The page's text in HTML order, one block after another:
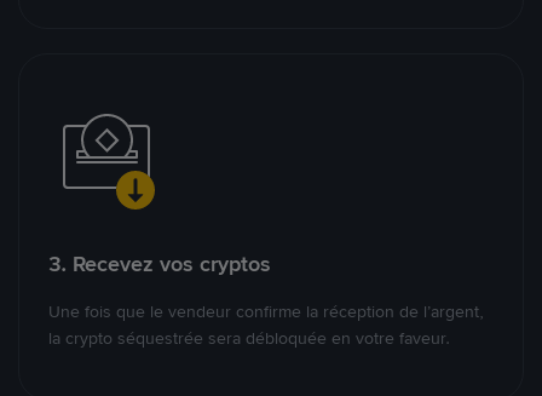
3. Recevez vos cryptos
Une fois que le vendeur confirme la réception de l’argent,
la crypto séquestrée sera débloquée en votre faveur.